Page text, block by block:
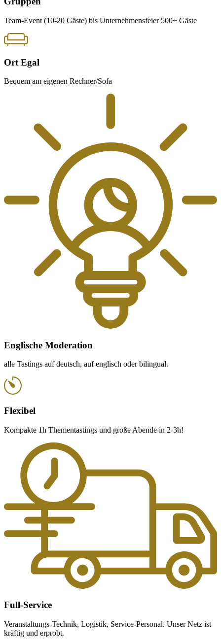
Team-Event (10-20 Gäste) bis Unternehmensfeier 500+ Gäste
Ort Egal
Bequem am eigenen Rechner/Sofa
Englische Moderation
alle Tastings auf deutsch, auf englisch oder bilingual.
Flexibel
Kompakte 1h Thementastings und große Abende in 2-3h!
Full-Service
Veranstaltungs-Technik, Logistik, Service-Personal. Unser Netz ist
kräftig und erprobt.